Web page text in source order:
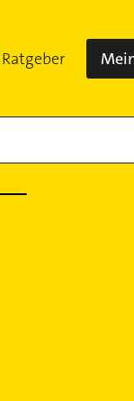
Ratgeber